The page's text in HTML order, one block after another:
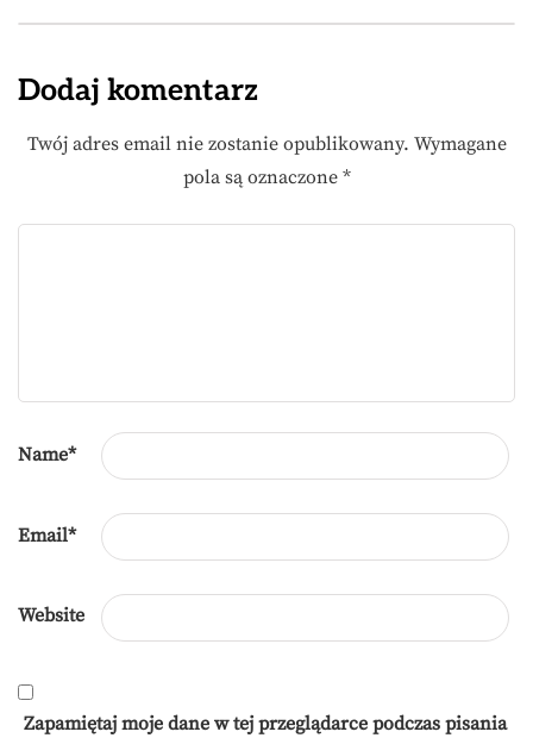
Dodaj komentarz
Twój adres email nie zostanie opublikowany. Wymagane
pola są oznaczone *
Name*
Email*
Website
Zapamiętaj moje dane w tej przeglądarce podczas pisania